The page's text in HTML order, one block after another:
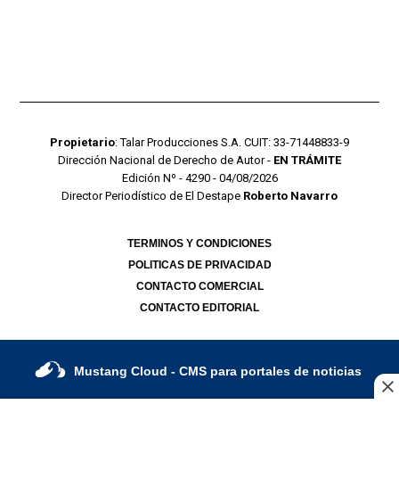
Propietario: Talar Producciones S.A. CUIT: 33-71448833-9
Dirección Nacional de Derecho de Autor - EN TRÁMITE
Edición Nº - 4290 - 04/08/2026
Director Periodístico de El Destape Roberto Navarro
TERMINOS Y CONDICIONES
POLITICAS DE PRIVACIDAD
CONTACTO COMERCIAL
CONTACTO EDITORIAL
Mustang Cloud - CMS para portales de noticias